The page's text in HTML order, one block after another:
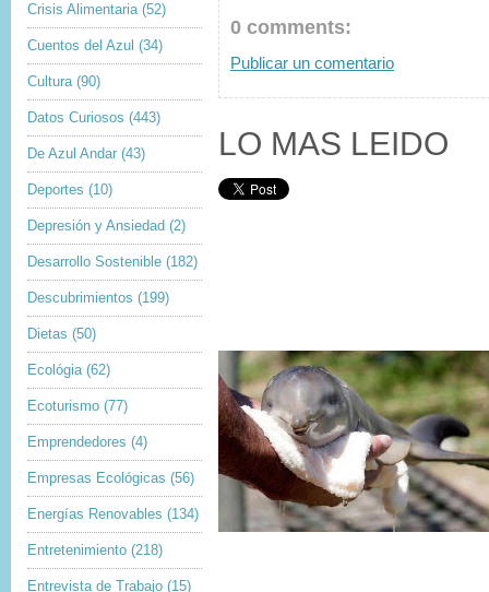
Crisis Alimentaria (52)
Cuentos del Azul (34)
Cultura (90)
Datos Curiosos (443)
De Azul Andar (43)
Deportes (10)
Depresión y Ansiedad (2)
Desarrollo Sostenible (182)
Descubrimientos (199)
Dietas (50)
Ecológia (62)
Ecoturismo (77)
Emprendedores (4)
Empresas Ecológicas (56)
Energías Renovables (134)
Entretenimiento (218)
Entrevista de Trabajo (15)
0 comments:
Publicar un comentario
LO MAS LEIDO